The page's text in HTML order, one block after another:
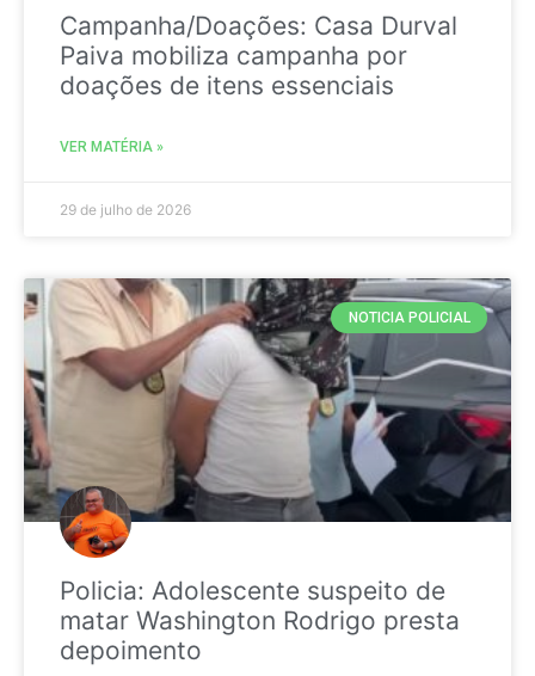
Campanha/Doações: Casa Durval
Paiva mobiliza campanha por
doações de itens essenciais
VER MATÉRIA »
29 de julho de 2026
NOTICIA POLICIAL
Policia: Adolescente suspeito de
matar Washington Rodrigo presta
depoimento